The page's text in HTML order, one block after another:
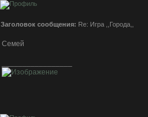
Заголовок сообщения: Re: Игра ,,Города,,
Семей